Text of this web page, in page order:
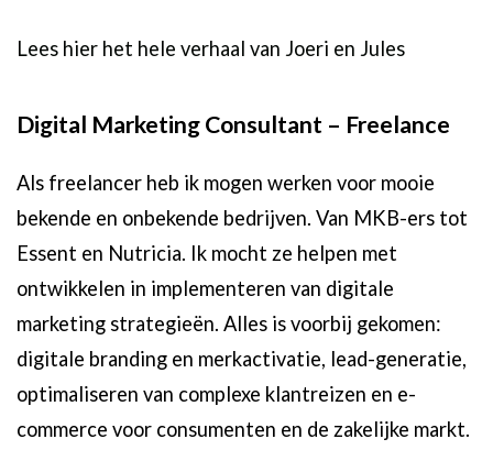
Lees hier het hele verhaal van Joeri en Jules
Digital Marketing Consultant – Freelance
Als freelancer heb ik mogen werken voor mooie
bekende en onbekende bedrijven. Van MKB-ers tot
Essent en Nutricia. Ik mocht ze helpen met
ontwikkelen in implementeren van digitale
marketing strategieën. Alles is voorbij gekomen:
digitale branding en merkactivatie, lead-generatie,
optimaliseren van complexe klantreizen en e-
commerce voor consumenten en de zakelijke markt.